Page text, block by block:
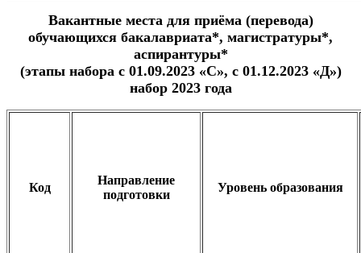
Вакантные места для приёма (перевода)
обучающихся бакалавриата*, магистратуры*,
аспирантуры*
(этапы набора с 01.09.2023 «С», с 01.12.2023 «Д»)
набор 2023 года
Код
Направление
подготовки
Уровень образования